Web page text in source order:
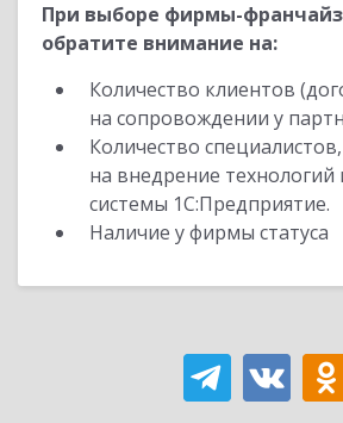
При выборе фирмы-
обратите внимание на:
Количество клиентов
на сопровождении у
Количество
на внедрение
системы 1С:Предприятие.
Наличие у фирмы статуса